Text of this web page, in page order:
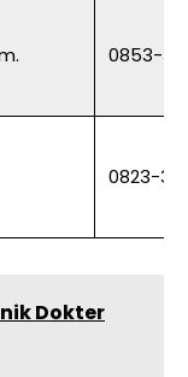
0853-
0823-
Dokter